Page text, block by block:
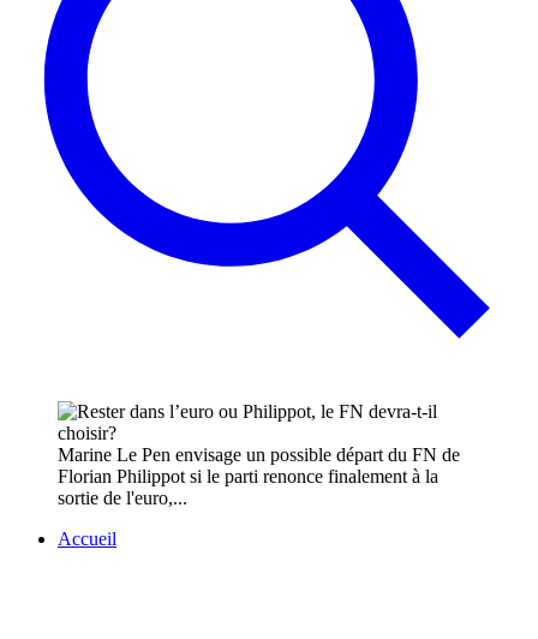
Marine Le Pen envisage un possible départ du FN de
Florian Philippot si le parti renonce finalement à la
sortie de l'euro,...
Accueil